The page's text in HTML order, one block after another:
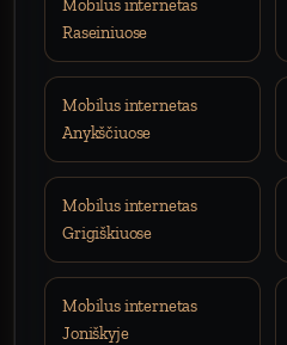
Mobilus internetas
Raseiniuose
Mobilus internetas
Anykščiuose
Mobilus internetas
Grigiškiuose
Mobilus internetas
Joniškyje